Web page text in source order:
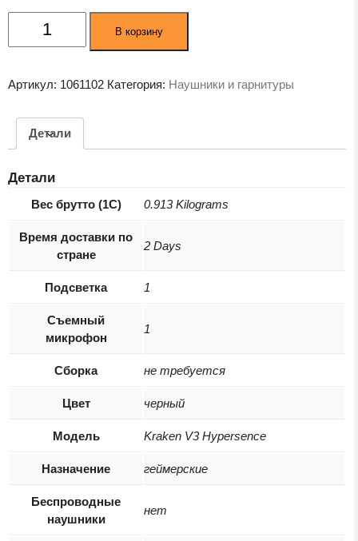
Количество
товара
Kraken
HyperSense
черный
03770100-
R3M1)
В корзину
Артикул: 1061102 Категория: Наушники и гарнитуры
Детали
Детали
Вес брутто (1С) 0.913 Kilograms
Время доставки по
стране
2 Days
Подсветка 1
Съемный
микрофон
1
Сборка не требуется
Цвет черный
Модель Kraken V3 Hypersence
Назначение геймерские
Беспроводные
наушники
нет